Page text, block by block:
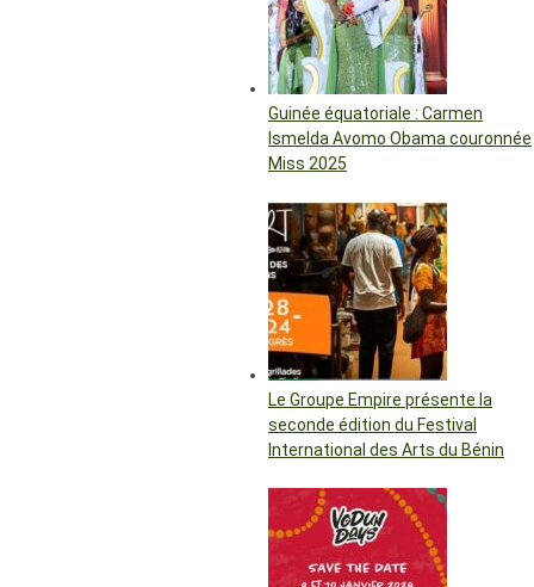
Guinée équatoriale : Carmen
Ismelda Avomo Obama couronnée
Miss 2025
Le Groupe Empire présente la
seconde édition du Festival
International des Arts du Bénin